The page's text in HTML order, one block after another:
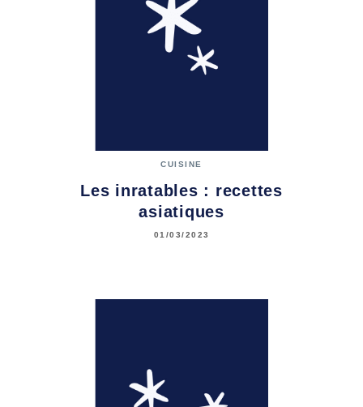
CUISINE
Les inratables : recettes
asiatiques
01/03/2023